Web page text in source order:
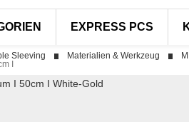
EXPRESS PCS
Sleeving Materialien & Werkzeug
I